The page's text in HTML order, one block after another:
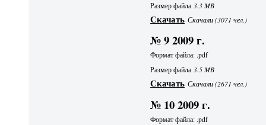
Размер файла 3.3 MB
Скачать Скачали (3071 чел.)
№ 9 2009 г.
Формат файла: .pdf
Размер файла3.5 MB
Скачать Скачали (2671 чел.)
№ 10 2009 г.
Формат файла: .pdf